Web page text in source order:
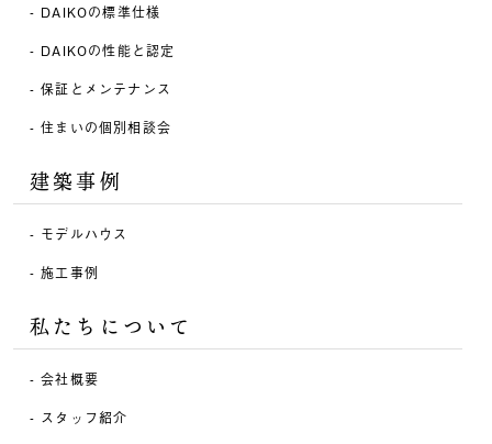
DAIKOの標準仕様
DAIKOの性能と認定
保証とメンテナンス
住まいの個別相談会
建築事例
モデルハウス
施工事例
私たちについて
会社概要
スタッフ紹介